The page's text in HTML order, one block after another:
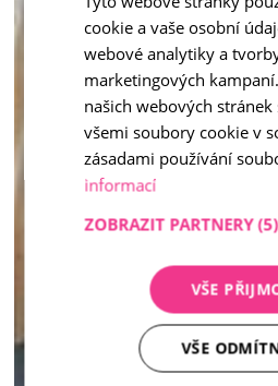
cookie a vaše osobní
webové analytiky a
marketingových
našich webových stránek
všemi soubory cookie v
zásadami používání
informací
ZOBRAZIT PARTNERY
VŠE
VŠE